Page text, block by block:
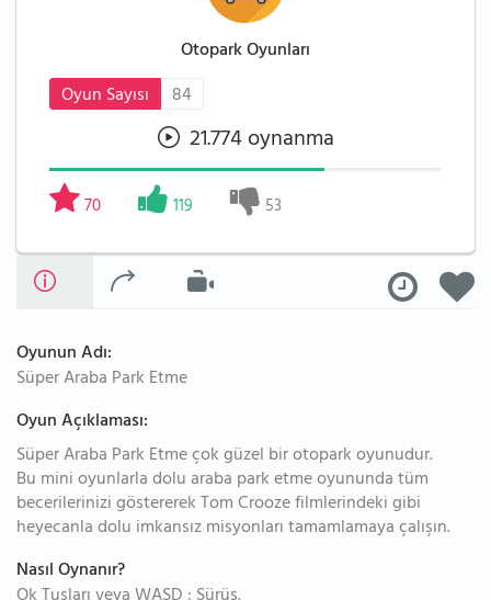
Otopark Oyunları
Oyun Sayısı
84
21.774 oynanma
70 119 53
Oyunun Adı:
Süper Araba Park Etme
Oyun Açıklaması:
Süper Araba Park Etme çok güzel bir otopark oyunudur.
Bu mini oyunlarla dolu araba park etme oyununda tüm
becerilerinizi göstererek Tom Crooze filmlerindeki gibi
heyecanla dolu imkansız misyonları tamamlamaya çalışın.
Nasıl Oynanır?